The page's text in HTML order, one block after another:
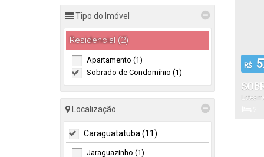
Tipo do Imóvel
Residencial (2)
Apartamento (1)
Sobrado de Condomínio (1)
Localização
Caraguatatuba (11)
Jaraguazinho (1)
R$